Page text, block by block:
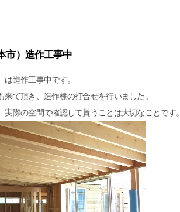
市）造作工事中
は造作工事中です。
て頂き、造作棚の打合せを行いました。
際の空間で確認して貰うことは大切なことです。